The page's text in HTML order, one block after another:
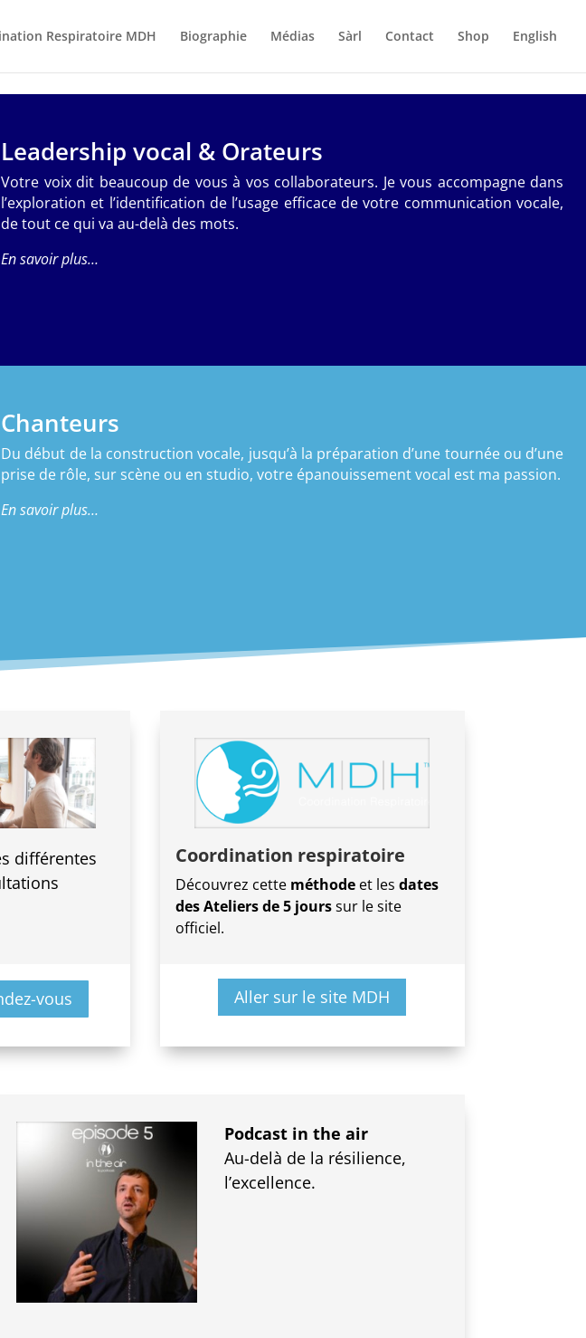
Respiratoire MDH Biographie Médias Sàrl Contact Shop English
Leadership vocal & Orateurs
Votre voix dit beaucoup de vous à vos collaborateurs. Je vous accompagne dans
l’exploration et l’identification de l’usage efficace de votre communication vocale,
de tout ce qui va au-delà des mots.
En savoir plus…
Chanteurs
Du début de la construction vocale, jusqu’à la préparation d’une tournée ou d’une
prise de rôle, sur scène ou en studio, votre épanouissement vocal est ma passion.
En savoir plus…
différentes
vous
Coordination respiratoire
Découvrez cette méthodeet les dates
des Ateliers de 5 jourssur le site
officiel.
Aller sur le site MDH
Podcast in the air
Au-delà de la résilience,
l’excellence.